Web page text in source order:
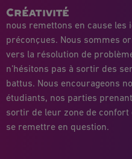
Créativité
nous remettons en cause les
préconçues. Nous sommes
vers la résolution de
n’hésitons pas à sortir des
battus. Nous encourageons
étudiants, nos parties
sortir de leur zone de confort
se remettre en question.